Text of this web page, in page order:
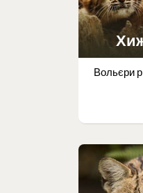
Вольєри